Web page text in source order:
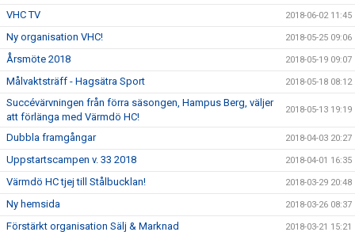
VHC TV 2018-06-02 11:45
Ny organisation VHC! 2018-05-25 09:06
Årsmöte 2018 2018-05-19 09:07
Målvaktsträff - Hagsätra Sport 2018-05-18 08:12
Succévärvningen från förra säsongen, Hampus Berg, väljer
att förlänga med Värmdö HC!
2018-05-13 19:19
Dubbla framgångar 2018-04-03 20:27
Uppstartscampen v. 33 2018 2018-04-01 16:35
Värmdö HC tjej till Stålbucklan! 2018-03-29 20:48
Ny hemsida 2018-03-26 08:37
Förstärkt organisation Sälj & Marknad 2018-03-21 15:21